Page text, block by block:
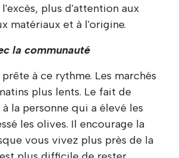
plus d'attention aux
matériaux et à l'origine.
la communauté
à ce rythme. Les marchés
plus lents. Le fait de
la personne qui a élevé les
les olives. Il encourage la
vous vivez plus près de la